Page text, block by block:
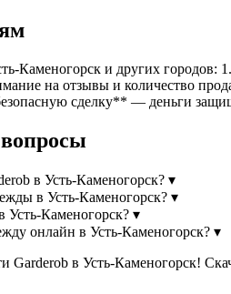
Каменогорск и других
на отзывы и количество
сделку** — деньги
в Усть-Каменогорск? ▾
в Усть-Каменогорск? ▾
Каменогорск? ▾
онлайн в Усть-Каменогорск? ▾
Garderob в Усть-Каменогорск!